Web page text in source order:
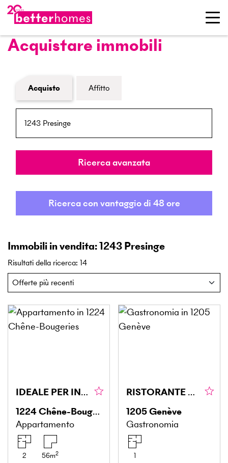
Acquistare immobili
Modulo di ricerca immobiliare
Acquisto Affitto
NPA / Località
Raggio
Ricerca avanzata
Ricerca con vantaggio di 48 ore
Immobili in vendita: 1243 Presinge
Risultati della ricerca: 14
IDEALE PER INVESTITORI CON PISCINA
1224Chêne-Bougeries
Appartamento
2 56m2
RISTORANTE CON OTTIMO FATTURATO
1205Genève
Gastronomia
1